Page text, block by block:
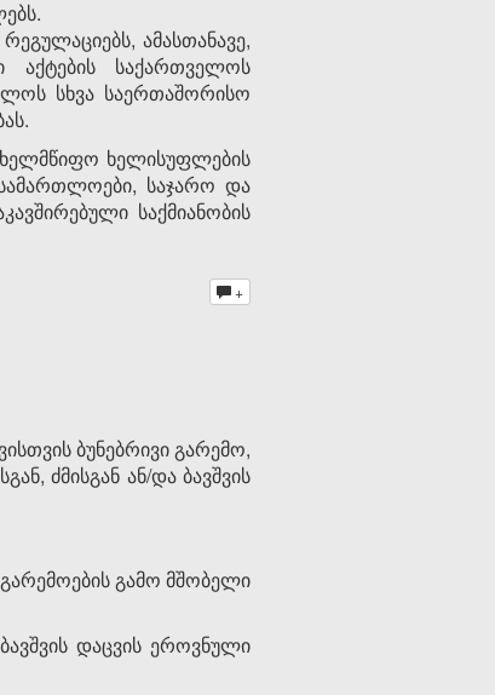
ამასთანავე,
აქტების საქართველოს
სხვა საერთაშორისო
ხელისუფლების
საჯარო და
საქმიანობის
+
ბუნებრივი გარემო,
ძმისგან ან/და ბავშვის
გამო მშობელი
დაცვის ეროვნული